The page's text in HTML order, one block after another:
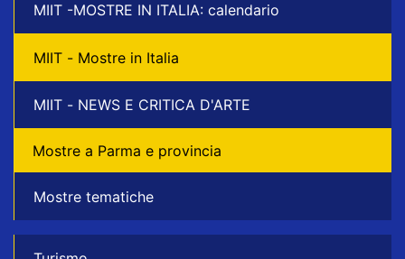
MIIT -MOSTRE IN ITALIA: calendario
MIIT - Mostre in Italia
MIIT - NEWS E CRITICA D'ARTE
Mostre a Parma e provincia
Mostre tematiche